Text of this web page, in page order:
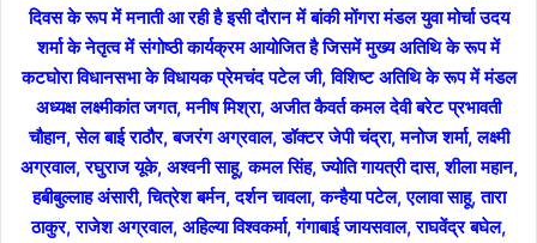
दिवस के रूप में मनाती आ रही है इसी दौरान में बांकी मोंगरा मंडल युवा मोर्चा उदय
शर्मा के नेतृत्व में संगोष्ठी कार्यक्रम आयोजित है जिसमें मुख्य अतिथि के रूप में
कटघोरा विधानसभा के विधायक प्रेमचंद पटेल जी, विशिष्ट अतिथि के रूप में मंडल
अध्यक्ष लक्ष्मीकांत जगत, मनीष मिश्रा, अजीत कैवर्त कमल देवी बरेट प्रभावती
चौहान, सेल बाई राठौर, बजरंग अग्रवाल, डॉक्टर जेपी चंद्रा, मनोज शर्मा, लक्ष्मी
अग्रवाल, रघुराज यूके, अश्वनी साहू, कमल सिंह, ज्योति गायत्री दास, शीला महान,
हबीबुल्लाह अंसारी, चित्रेश बर्मन, दर्शन चावला, कन्हैया पटेल, एलावा साहू, तारा
ठाकुर, राजेश अग्रवाल, अहिल्या विश्वकर्मा, गंगाबाई जायसवाल, राघवेंद्र बघेल,